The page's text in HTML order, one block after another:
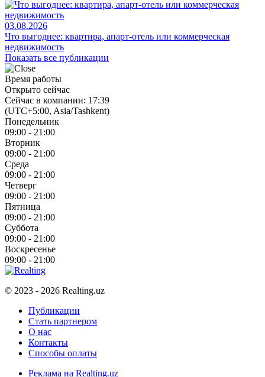
03.08.2026
Что выгоднее: квартира, апарт-отель или коммерческая
недвижимость
Показать все публикации
Время работы
Открыто сейчас
Сейчас в компании: 17:39
(UTC+5:00, Asia/Tashkent)
Понедельник
09:00 - 21:00
Вторник
09:00 - 21:00
Среда
09:00 - 21:00
Четверг
09:00 - 21:00
Пятница
09:00 - 21:00
Суббота
09:00 - 21:00
Воскресенье
09:00 - 21:00
© 2023 - 2026 Realting.uz
Публикации
Стать партнером
О нас
Контакты
Способы оплаты
Реклама на Realting.uz